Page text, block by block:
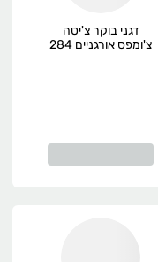
דגני בוקר צ'יטה
צ'ומפס אורגניים 284